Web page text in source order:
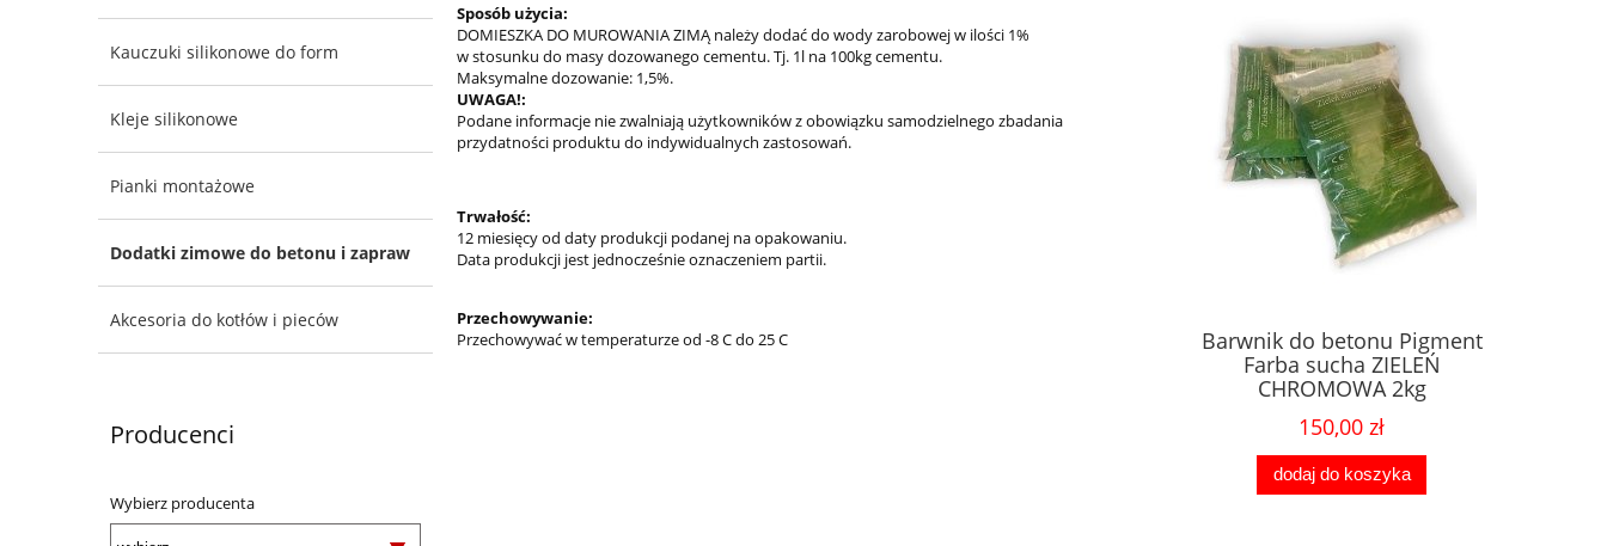
Kauczuki silikonowe do form
Kleje silikonowe
Pianki montażowe
Dodatki zimowe do betonu i zapraw
Akcesoria do kotłów i pieców
Producenci
Wybierz producenta
Sposób użycia:
DOMIESZKA DO MUROWANIA ZIMĄ należy dodać do wody zarobowej w ilości 1%
w stosunku do masy dozowanego cementu. Tj. 1l na 100kg cementu.
Maksymalne dozowanie: 1,5%.
UWAGA!:
Podane informacje nie zwalniają użytkowników z obowiązku samodzielnego zbadania
przydatności produktu do indywidualnych zastosowań.
Trwałość:
12 miesięcy od daty produkcji podanej na opakowaniu.
Data produkcji jest jednocześnie oznaczeniem partii.
Przechowywanie:
Przechowywać w temperaturze od -8 C do 25 C
Barwnik do betonu Pigment
Farba sucha ZIELEŃ
CHROMOWA 2kg
150,00 zł
dodaj do koszyka